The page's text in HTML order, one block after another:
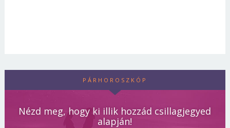
PÁRHOROSZKÓP
Nézd meg, hogy ki illik hozzád csillagjegyed
alapján!